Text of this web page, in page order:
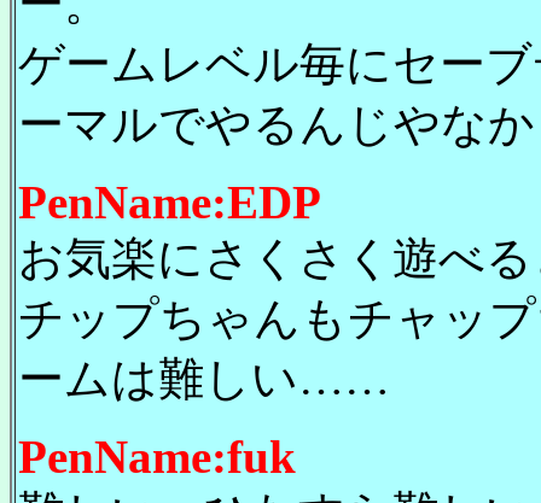
ゲームレベル毎にセー
ーマルでやるんじやな
PenName:EDP
お気楽にさくさく遊べ
チップちゃんもチャッ
ームは難しい……
PenName:fuk